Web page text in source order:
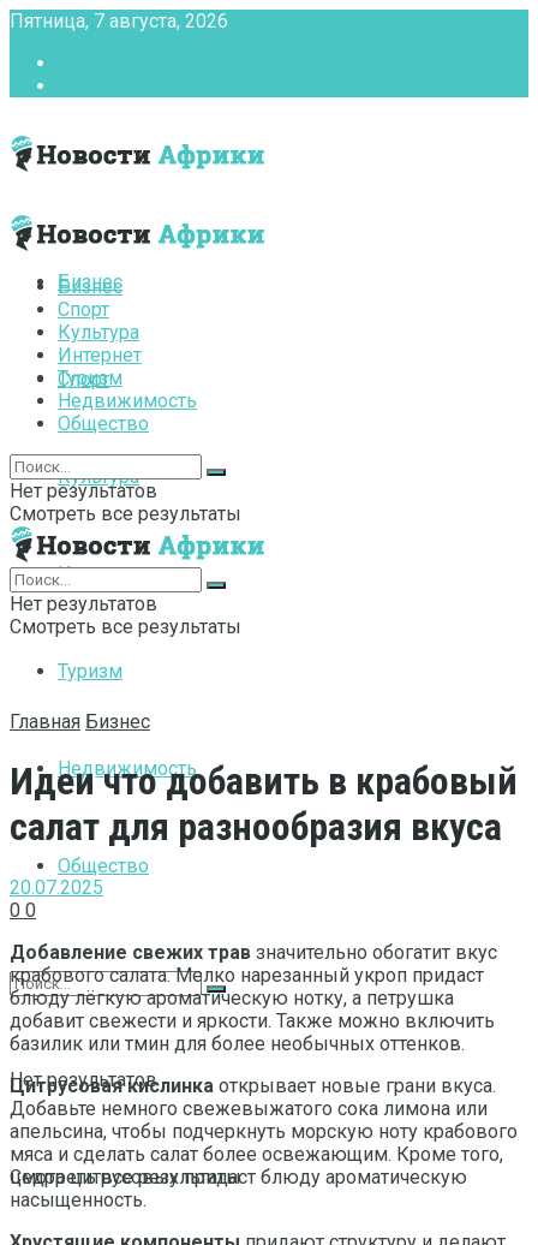
Пятница, 7 августа, 2026
Бизнес
Спорт
Культура
Интернет
Туризм
Недвижимость
Общество
Нет результатов
Смотреть все результаты
Бизнес
Спорт
Культура
Интернет
Туризм
Недвижимость
Общество
Нет результатов
Смотреть все результаты
Нет результатов
Смотреть все результаты
Главная Бизнес
Идеи что добавить в крабовый
салат для разнообразия вкуса
20.07.2025
0 0
Добавление свежих трав значительно обогатит вкус
крабового салата. Мелко нарезанный укроп придаст
блюду лёгкую ароматическую нотку, а петрушка
добавит свежести и яркости. Также можно включить
базилик или тмин для более необычных оттенков.
Цитрусовая кислинка открывает новые грани вкуса.
Добавьте немного свежевыжатого сока лимона или
апельсина, чтобы подчеркнуть морскую ноту крабового
мяса и сделать салат более освежающим. Кроме того,
цедра цитрусовых придаст блюду ароматическую
насыщенность.